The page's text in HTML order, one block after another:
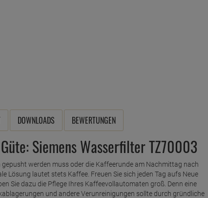
DOWNLOADS BEWERTUNGEN
Siemens Wasserfilter TZ70003
werden muss oder die Kaffeerunde am Nachmittag nach
Lösung lautet stets Kaffee. Freuen Sie sich jeden Tag aufs Neue
Sie dazu die Pflege Ihres Kaffeevollautomaten groß. Denn eine
und andere Verunreinigungen sollte durch gründliche